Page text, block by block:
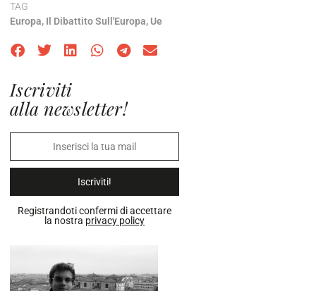
TAG
Europa, Il Dibattito Sull'Europa, Ue
Iscriviti
alla newsletter!
Iscriviti!
Registrandoti confermi di accettare
la nostra privacy policy